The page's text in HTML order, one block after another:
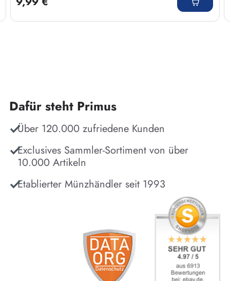
Dafür steht Primus
Über 120.000 zufriedene Kunden
Exclusives Sammler-Sortiment von über
10.000 Artikeln
Etablierter Münzhändler seit 1993